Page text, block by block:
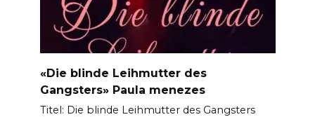
«Die blinde Leihmutter des
Gangsters» Paula menezes
Titel: Die blinde Leihmutter des Gangsters